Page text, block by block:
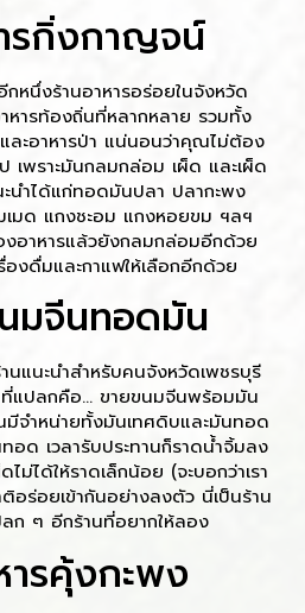
รกิ่งกาญจน์
หนึ่งร้านอาหารอร่อยในจังหวัด
าหารท้องถิ่นที่หลากหลาย รวมทั้ง
ละอาหารป่า แน่นอนว่าคุณไม่ต้อง
เพราะมันกลมกล่อม เผ็ด และเผ็ด
นำได้แก่ทอดมันปลา ปลากะพง
เมด แกงชะอม แกงหอยขม ฯลฯ
อาหารแล้วยังกลมกล่อมอีกด้วย
งดื่มและกาแฟให้เลือกอีกด้วย
มจีนทอดมัน
นแนะนำสำหรับคนจังหวัดเพชรบุรี
แปลกคือ… ขายขนมจีนพร้อมมัน
มีจำหน่ายทั้งมันเทศดิบและมันทอด
ด เวลารับประทานก็ราดน้ำจิ้มลง
ม่ได้ให้ราดเล็กน้อย (จะบอกว่าเรา
อร่อยเข้ากันอย่างลงตัว นี่เป็นร้าน
ลก ๆ อีกร้านที่อยากให้ลอง
ารคุ้งกะพง